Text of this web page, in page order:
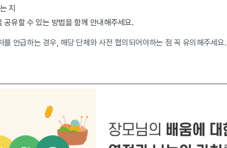
지
공유할 수 있는 방법을 함께 안내해주세요.
를 언급하는 경우, 해당 단체와 사전 협의되어야하는 점 꼭 유의해주세